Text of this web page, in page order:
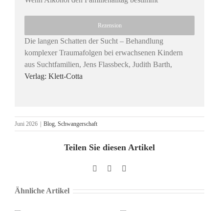
Rezension
Die langen Schatten der Sucht – Behandlung
komplexer Traumafolgen bei erwachsenen Kindern
aus Suchtfamilien, Jens Flassbeck, Judith Barth,
Verlag: Klett-Cotta
Juni 2026 Blog, Schwangerschaft
Teilen Sie diesen Artikel
Facebook
Ähnliche Artikel